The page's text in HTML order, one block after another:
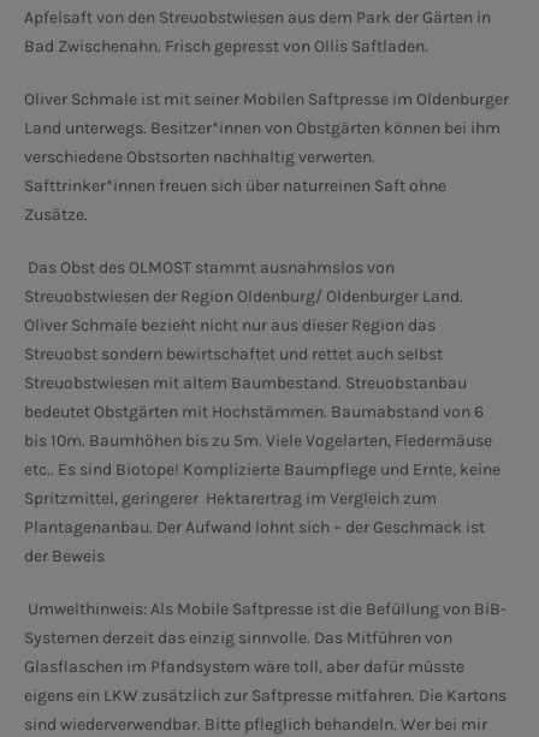
Apfelsaft von den Streuobstwiesen aus dem Park der Gärten in
Bad Zwischenahn. Frisch gepresst von Ollis Saftladen.
Oliver Schmale ist mit seiner Mobilen Saftpresse im Oldenburger
Land unterwegs. Besitzer*innen von Obstgärten können bei ihm
verschiedene Obstsorten nachhaltig verwerten.
Safttrinker*innen freuen sich über naturreinen Saft ohne
Zusätze.
Das Obst des OLMOST stammt ausnahmslos von
Streuobstwiesen der Region Oldenburg/ Oldenburger Land.
Oliver Schmale bezieht nicht nur aus dieser Region das
Streuobst sondern bewirtschaftet und rettet auch selbst
Streuobstwiesen mit altem Baumbestand. Streuobstanbau
bedeutet Obstgärten mit Hochstämmen. Baumabstand von 6
bis 10m. Baumhöhen bis zu 5m. Viele Vogelarten, Fledermäuse
etc.. Es sind Biotope! Komplizierte Baumpflege und Ernte, keine
Spritzmittel, geringerer Hektarertrag im Vergleich zum
Plantagenanbau. Der Aufwand lohnt sich – der Geschmack ist
der Beweis
Umwelthinweis: Als Mobile Saftpresse ist die Befüllung von BiB-
Systemen derzeit das einzig sinnvolle. Das Mitführen von
Glasflaschen im Pfandsystem wäre toll, aber dafür müsste
eigens ein LKW zusätzlich zur Saftpresse mitfahren. Die Kartons
sind wiederverwendbar. Bitte pfleglich behandeln. Wer bei mir